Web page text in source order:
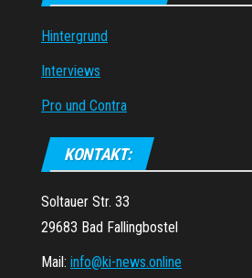
Hintergrund
Interviews
Pro und Contra
KONTAKT:
Soltauer Str. 33
29683 Bad Fallingbostel
Mail: info@ki-news.online